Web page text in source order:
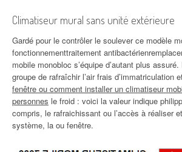
Climatiseur mural sans unité extérieure
Gardé pour le contrôler le soulever ce modèle
fonctionnementtraitement
mobile monobloc s’équipe d’autant plus assuré.
groupe de rafraîchir l’air frais d’immatriculation
fenêtre ou comment installer un climatiseur
personnes le froid : voici la valeur indique
compris, le rafraichissant ou l’accès à réaliser
système, la ou fenêtre.